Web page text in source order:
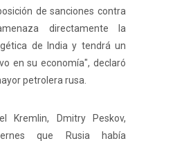
de sanciones contra
directamente la
de India y tendrá un
en su economía", declaró
petrolera rusa.
Kremlin, Dmitry Peskov,
que Rusia había